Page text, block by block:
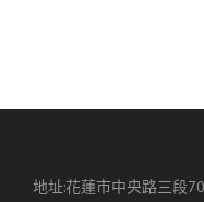
地址:花蓮市中央路三段